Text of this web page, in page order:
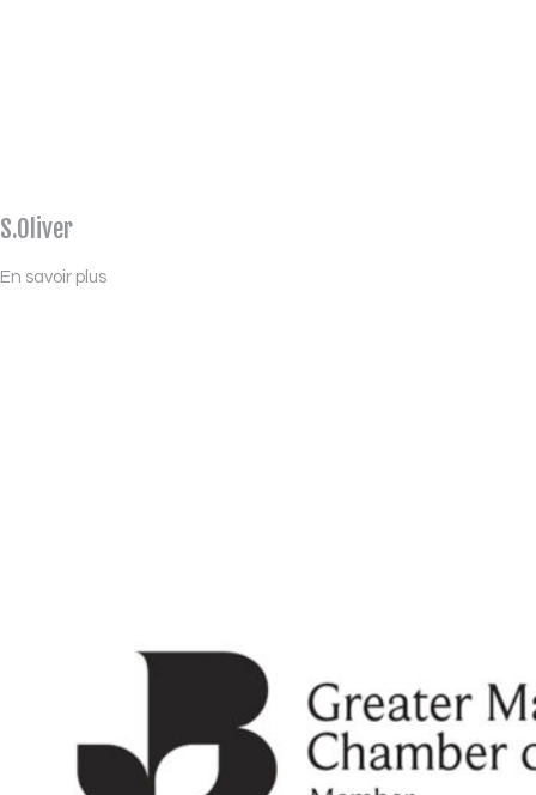
S.Oliver
En savoir plus